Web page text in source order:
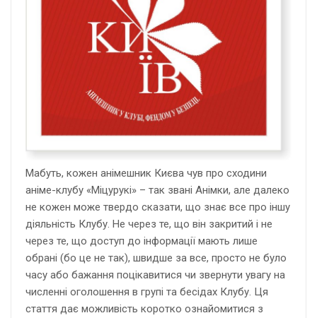
Мабуть, кожен анімешник Києва чув про сходини
аніме-клубу «Міцурукі» – так звані Анімки, але далеко
не кожен може твердо сказати, що знає все про іншу
діяльність Клубу. Не через те, що він закритий і не
через те, що доступ до інформації мають лише
обрані (бо це не так), швидше за все, просто не було
часу або бажання поцікавитися чи звернути увагу на
численні оголошення в групі та бесідах Клубу. Ця
стаття дає можливість коротко ознайомитися з